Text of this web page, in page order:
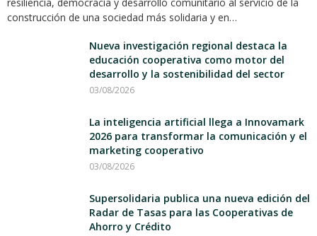
construcción de una sociedad más solidaria y en…
Nueva investigación regional destaca la
educación cooperativa como motor del
desarrollo y la sostenibilidad del sector
03/08/2026
La inteligencia artificial llega a Innovamark
2026 para transformar la comunicación y el
marketing cooperativo
03/08/2026
Supersolidaria publica una nueva edición del
Radar de Tasas para las Cooperativas de
Ahorro y Crédito